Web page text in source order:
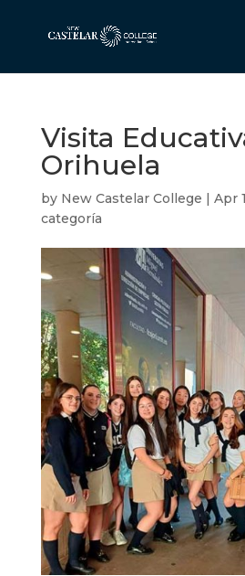
Visita
Orihuela
by New Castelar College | Apr
categoría